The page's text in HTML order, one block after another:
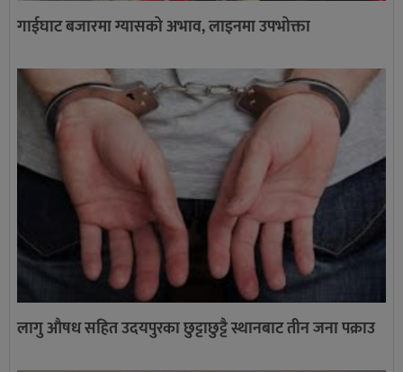
गाईघाट बजारमा ग्यासको अभाव, लाइनमा उपभोक्ता
लागु औषध सहित उदयपुरका छुट्टाछुट्टै स्थानबाट तीन जना पक्राउ